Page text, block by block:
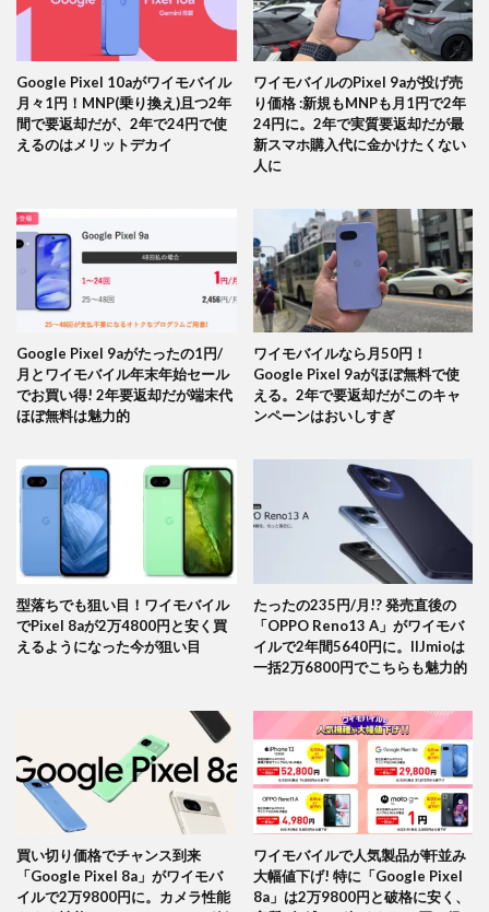
Google Pixel 10aがワイモバイル
月々1円！MNP(乗り換え)且つ2年
間で要返却だが、2年で24円で使
えるのはメリットデカイ
ワイモバイルのPixel 9aが投げ売
り価格 :新規もMNPも月1円で2年
24円に。2年で実質要返却だが最
新スマホ購入代に金かけたくない
人に
Google Pixel 9aがたったの1円/
月とワイモバイル年末年始セール
でお買い得! 2年要返却だが端末代
ほぼ無料は魅力的
ワイモバイルなら月50円！
Google Pixel 9aがほぼ無料で使
える。2年で要返却だがこのキャ
ンペーンはおいしすぎ
型落ちでも狙い目！ワイモバイル
でPixel 8aが2万4800円と安く買
えるようになった今が狙い目
たったの235円/月!? 発売直後の
「OPPO Reno13 A」がワイモバ
イルで2年間5640円に。IIJmioは
一括2万6800円でこちらも魅力的
買い切り価格でチャンス到来
「Google Pixel 8a」がワイモバ
イルで2万9800円に。カメラ性能
ワイモバイルで人気製品が軒並み
大幅値下げ! 特に「Google Pixel
8a」は2万9800円と破格に安く、